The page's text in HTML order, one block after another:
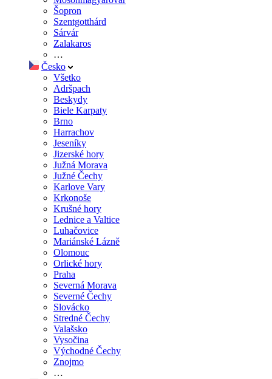
Šopron
Szentgotthárd
Sárvár
Zalakaros
…
Česko
Všetko
Adršpach
Beskydy
Biele Karpaty
Brno
Harrachov
Jeseníky
Jizerské hory
Južná Morava
Južné Čechy
Karlove Vary
Krkonoše
Krušné hory
Lednice a Valtice
Luhačovice
Mariánské Lázně
Olomouc
Orlické hory
Praha
Severná Morava
Severné Čechy
Slovácko
Stredné Čechy
Valašsko
Vysočina
Východné Čechy
Znojmo
…